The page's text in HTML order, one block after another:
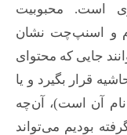
است. محبوبیت
و اسنپ‌چت نشان
جایی که محتوای
قرار بگیرد و یا
آن است)، آن‌چه
بودیم می‌تواند